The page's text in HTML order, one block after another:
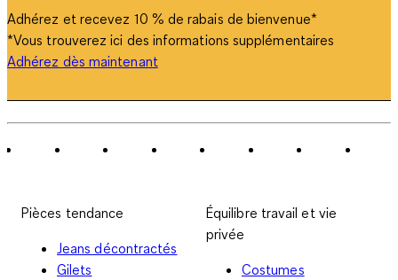
Adhérez et recevez 10 % de rabais de bienvenue*
*Vous trouverez ici des informations supplémentaires
Adhérez dès maintenant
Pièces tendance
Jeans décontractés
Gilets
Équilibre travail et vie
privée
Costumes